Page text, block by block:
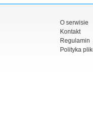
O serwisie
Kontakt
Regulamin
Polityka